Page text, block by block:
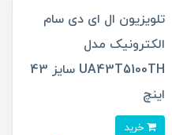
تلویزیون ال ای دی سام
الکترونیک مدل
UA43T5100TH سایز 43
اینچ